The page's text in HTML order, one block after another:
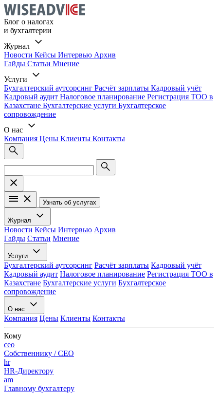
Блог о налогах
и бухгалтерии
Журнал
Новости Кейсы Интервью Архив
Гайды Статьи Мнение
Услуги
Бухгалтерский аутсорсинг Расчёт зарплаты Кадровый учёт
Кадровый аудит Налоговое планирование Регистрация ТОО в
Казахстане Бухгалтерские услуги Бухгалтерское
сопровождение
О нас
Компания Цены Клиенты Контакты
Узнать об услугах
Журнал
Новости Кейсы Интервью Архив
Гайды Статьи Мнение
Услуги
Бухгалтерский аутсорсинг Расчёт зарплаты Кадровый учёт
Кадровый аудит Налоговое планирование Регистрация ТОО в
Казахстане Бухгалтерские услуги Бухгалтерское
сопровождение
О нас
Компания Цены Клиенты Контакты
Кому
ceo
Собственнику / CEO
hr
HR-Директору
am
Главному бухгалтеру